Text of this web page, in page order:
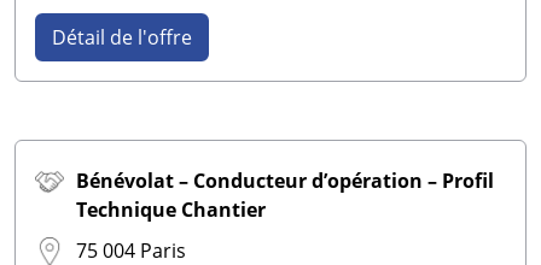
Détail de l'offre
Bénévolat – Conducteur d’opération – Profil
Technique Chantier
75 004 Paris